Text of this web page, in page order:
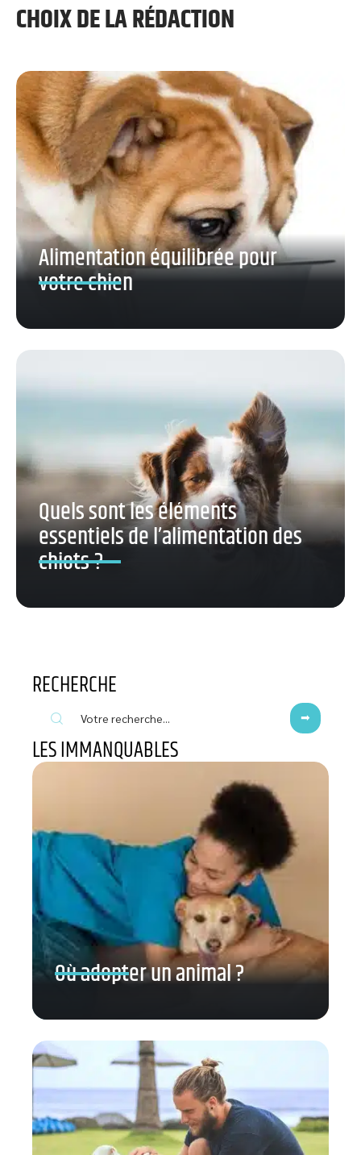
CHOIX DE LA RÉDACTION
Alimentation équilibrée pour
votre chien
Quels sont les éléments
essentiels de l’alimentation des
chiots ?
RECHERCHE
LES IMMANQUABLES
Où adopter un animal ?